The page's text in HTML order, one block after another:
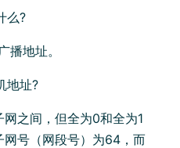
么?
播地址。
地址?
之间，但全为0和全为1
网号（网段号）为64，而